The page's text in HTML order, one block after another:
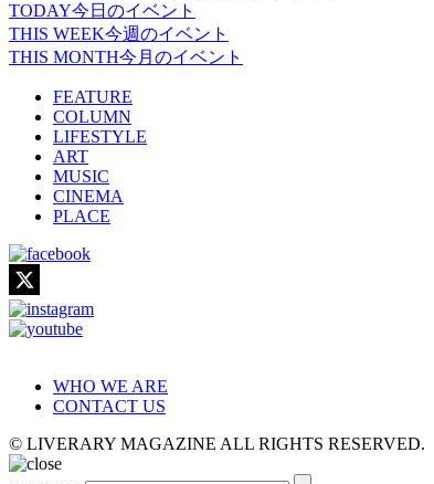
TODAY今日のイベント
THIS WEEK今週のイベント
THIS MONTH今月のイベント
FEATURE
COLUMN
LIFESTYLE
ART
MUSIC
CINEMA
PLACE
WHO WE ARE
CONTACT US
© LIVERARY MAGAZINE ALL RIGHTS RESERVED.